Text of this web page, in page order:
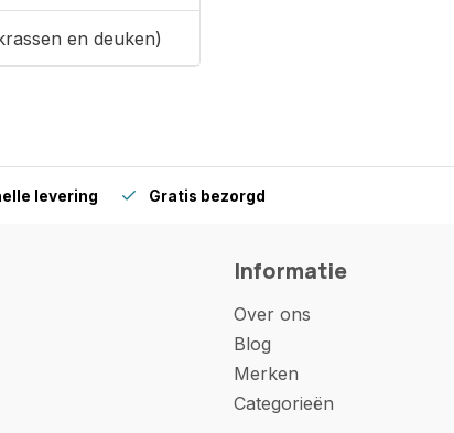
en deuken)
levering Gratis bezorgd
Informatie
Over ons
Blog
Merken
Categorieën